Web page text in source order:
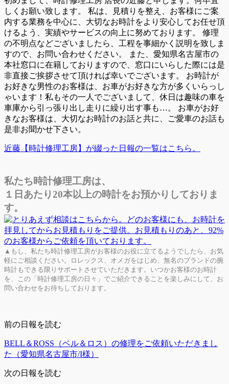
しくお願い致します。 私は、見積りを整え、お客様にご案
内する業務を中心に、大切なお時計をより安心してお任せ頂
けるよう、実績やサービスの向上に努めております。 修理
の不明点などございましたら、工程を事細かく説明を致しま
すので、お問い合わせください。 また、愛知県名古屋市の
本社窓口に在籍しておりますので、窓口にいらした際には是
非直接ご挨拶させて頂ければ幸いでございます。 お時計が
お好きな男性のお客様は、お車がお好きな方が多くいらっし
ゃいます！私もその一人でございまして、休日は趣味の車を
車庫から引っ張り出し走りに繰り出す事も…。 お車がお好
きなお客様は、大切なお時計のお話と共に、ご愛車のお話も
是非お聞かせ下さい。
近藤【時計修理工房】が綴った日報の一覧はこちら。
私たち時計修理工房は、
１日あたり20本以上の時計をお預かりしておりま
す。
▲もし、私たち時計修理工房がお客様のお役に立てるようでしたら、お気
軽にご相談ください。ロレックス、オメガをはじめ、無名のブランドの腕
時計もできる限りサポートさせていただきます。いつかお客様のお時計
を、この「時計修理工房の日々」でご紹介できることを楽しみにして、お
問い合わせをお待ちしております。
前の日報を読む
BELL＆ROSS（ベル＆ロス）の修理をご依頼いただきまし
た（愛知県名古屋市/I様）
次の日報を読む